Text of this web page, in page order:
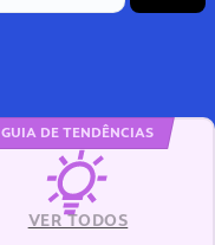
GUIA DE TENDÊNCIAS
VER TODOS